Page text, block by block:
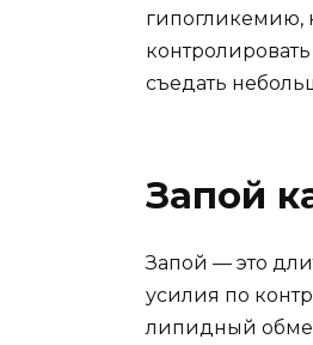
гипогликемию,
съедать
Запой
Запой — это
усилия по
липидный